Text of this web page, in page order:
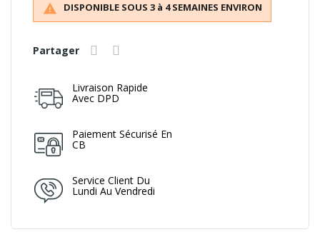
 DISPONIBLE SOUS 3 à 4 SEMAINES ENVIRON
Partager
Livraison Rapide
Avec DPD
Paiement Sécurisé En
CB
Service Client Du
Lundi Au Vendredi